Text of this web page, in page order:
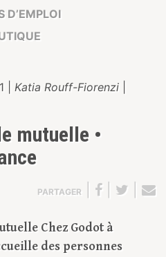
D’EMPLOI
| Katia Rouff-Fiorenzi
mutuelle •
PARTAGER
Chez Godot à
des personnes